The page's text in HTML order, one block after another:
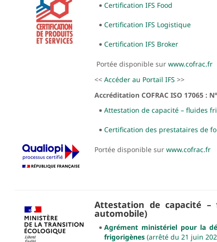
Certification IFS Food
Certification IFS Logistique
Certification IFS Broker
Portée disponible sur www.cofrac.fr
<< Accéder au Portail IFS >>
Accréditation COFRAC ISO 17065 :
Attestation de capacité – fluides
Certification des prestataires de
Portée disponible sur www.cofrac.fr
Attestation de capacité –
automobile)
Agrément ministériel pour la
frigorigènes (arrêté du 21 juin